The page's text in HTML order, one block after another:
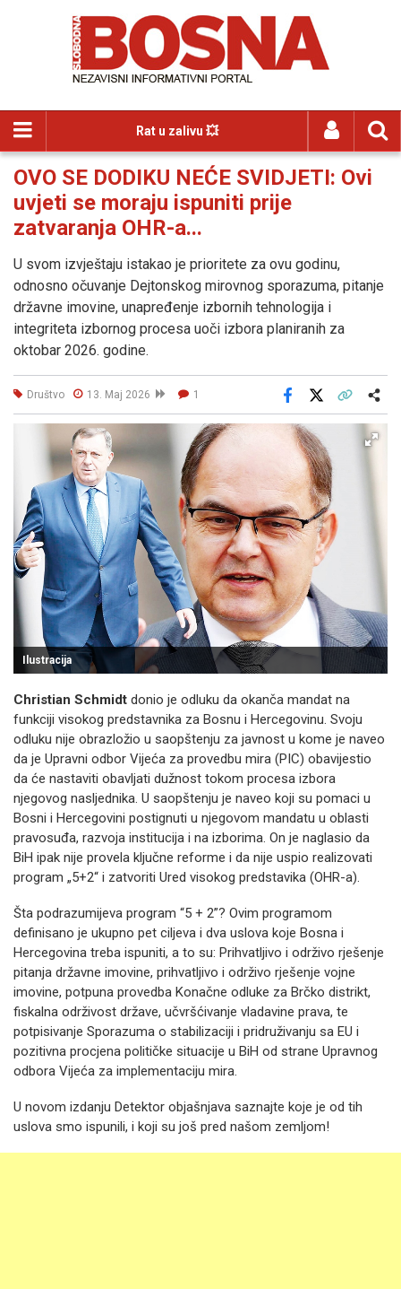
Rat u zalivu 💥
OVO SE DODIKU NEĆE SVIDJETI: Ovi
uvjeti se moraju ispuniti prije
zatvaranja OHR-a...
U svom izvještaju istakao je prioritete za ovu godinu,
odnosno očuvanje Dejtonskog mirovnog sporazuma, pitanje
državne imovine, unapređenje izbornih tehnologija i
integriteta izbornog procesa uoči izbora planiranih za
oktobar 2026. godine.
Društvo 13. Maj 2026 1
Facebook
Ilustracija
Christian Schmidt donio je odluku da okanča mandat na
funkciji visokog predstavnika za Bosnu i Hercegovinu. Svoju
odluku nije obrazložio u saopštenju za javnost u kome je naveo
da je Upravni odbor Vijeća za provedbu mira (PIC) obavijestio
da će nastaviti obavljati dužnost tokom procesa izbora
njegovog nasljednika. U saopštenju je naveo koji su pomaci u
Bosni i Hercegovini postignuti u njegovom mandatu u oblasti
pravosuđa, razvoja institucija i na izborima. On je naglasio da
BiH ipak nije provela ključne reforme i da nije uspio realizovati
program „5+2“ i zatvoriti Ured visokog predstavika (OHR-a).
Šta podrazumijeva program “5 + 2”? Ovim programom
definisano je ukupno pet ciljeva i dva uslova koje Bosna i
Hercegovina treba ispuniti, a to su: Prihvatljivo i održivo rješenje
pitanja državne imovine, prihvatljivo i održivo rješenje vojne
imovine, potpuna provedba Konačne odluke za Brčko distrikt,
fiskalna održivost države, učvršćivanje vladavine prava, te
potpisivanje Sporazuma o stabilizaciji i pridruživanju sa EU i
pozitivna procjena političke situacije u BiH od strane Upravnog
odbora Vijeća za implementaciju mira.
U novom izdanju Detektor objašnjava saznajte koje je od tih
uslova smo ispunili, i koji su još pred našom zemljom!